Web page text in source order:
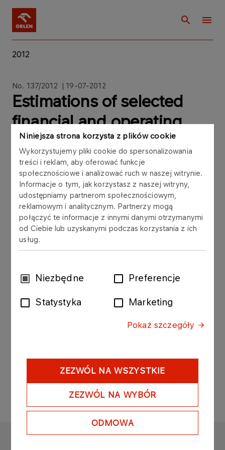
Niniejsza strona korzysta z plików cookie
Wykorzystujemy pliki cookie do spersonalizowania
treści i reklam, aby oferować funkcje
społecznościowe i analizować ruch w naszej witrynie.
Informacje o tym, jak korzystasz z naszej witryny,
udostępniamy partnerom społecznościowym,
reklamowym i analitycznym. Partnerzy mogą
połączyć te informacje z innymi danymi otrzymanymi
od Ciebie lub uzyskanymi podczas korzystania z ich
usług.
WybórNiezbędne Preferencje
Statystyka Marketing
Pokaż szczegóły
ZEZWÓL NA WSZYSTKIE
ZEZWÓL NA WYBÓR
ODMOWA
2012
No. 137/2012 | 19-07-2012
Estimations of selected
financial and operating
data for ORLEN Capital
Group for 2Q12
Polski Koncern Naftowy ORLEN Spolka Akcyjna
(“Company”, “PKN ORLEN S.A.”) hereby
announces estimates of selected financial and
data for ORLEN Capital Group for 2Q12